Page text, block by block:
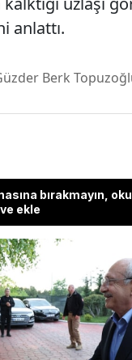
anlattı.
Berk
bırakmayın,
ekle
CHP Genel
Kılıçdaroğlu ile
arasındaki 'grup
kazanmış,
ardından
dönmüştü.